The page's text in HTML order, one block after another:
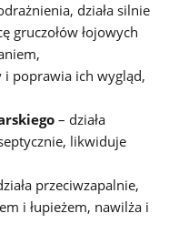
działa silnie
gruczołów łojowych
i poprawia ich wygląd,
– działa
likwiduje
przeciwzapalnie,
i łupieżem, nawilża i